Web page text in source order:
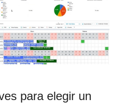
para elegir un